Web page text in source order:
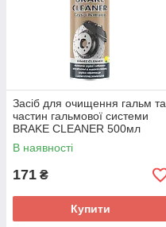
Засіб для очищення гальм та
частин гальмової системи
BRAKE CLEANER 500мл
(W104) K2
В наявності
171 ₴
Купити